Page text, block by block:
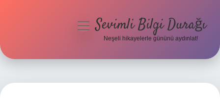
menüyüSevimli Bilgi Durağı
Neşeli hikayelerle gününü aydınlat!